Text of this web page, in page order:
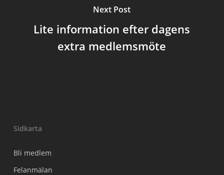
Next Post
Lite information efter dagens
extra medlemsmöte
Sidkarta
Bli medlem
Felanmälan